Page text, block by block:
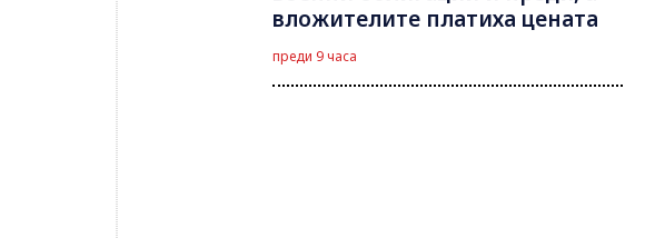
вложителите платиха цената
преди 9 часа